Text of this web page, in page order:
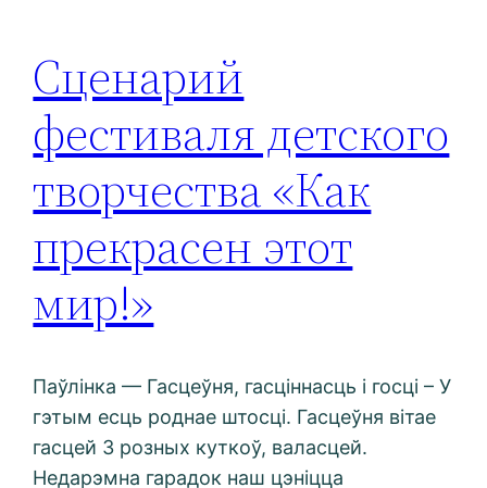
Сценарий
фестиваля детского
творчества «Как
прекрасен этот
мир!»
Паўлінка — Гасцеўня, гасціннасць і госці – У
гэтым есць роднае штосці. Гасцеўня вітае
гасцей З розных куткоў, валасцей.
Недарэмна гарадок наш цэніцца